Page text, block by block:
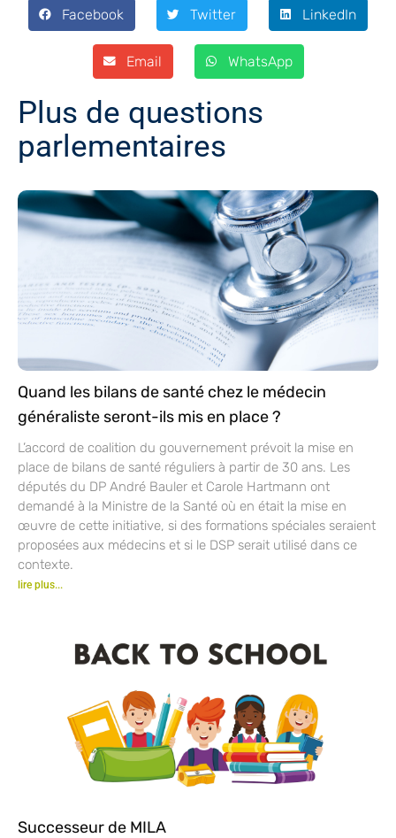
Facebook Twitter LinkedIn
Email WhatsApp
Plus de questions
parlementaires
Quand les bilans de santé chez le médecin
généraliste seront-ils mis en place ?
L’accord de coalition du gouvernement prévoit la mise en
place de bilans de santé réguliers à partir de 30 ans. Les
députés du DP André Bauler et Carole Hartmann ont
demandé à la Ministre de la Santé où en était la mise en
œuvre de cette initiative, si des formations spéciales seraient
proposées aux médecins et si le DSP serait utilisé dans ce
contexte.
lire plus...
Successeur de MILA